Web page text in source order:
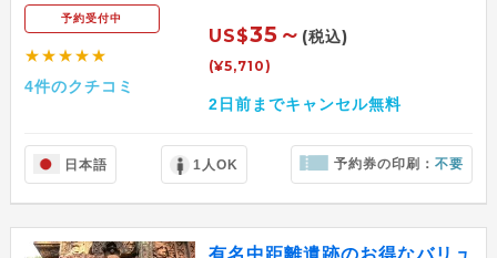
予約受付中
★★★★★
4件のクチコミ
US$35～ (税込)
(¥5,710)
2日前までキャンセル無料
日本語 1人OK 予約券の印刷：不要
有名中距離遺跡のお得なバリュ